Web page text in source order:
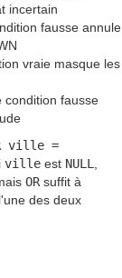
incertain
fausse annule
vraie masque les
condition fausse
ville =
ville est NULL
OR suffit à
des deux